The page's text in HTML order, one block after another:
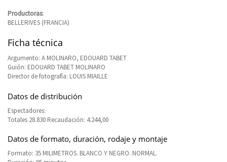
Productoras:
BELLERIVES (FRANCIA)
Ficha técnica
Argumento: A MOLINARO, EDOUARD TABET
Guión: EDOUARD TABET MOLINARO
Director de fotografía: LOUIS MIAILLE
Datos de distribución
Espectadores:
Totales 28.830 Recaudación: 4.244,00
Datos de formato, duración, rodaje y montaje
Formato: 35 MILIMETROS. BLANCO Y NEGRO. NORMAL.